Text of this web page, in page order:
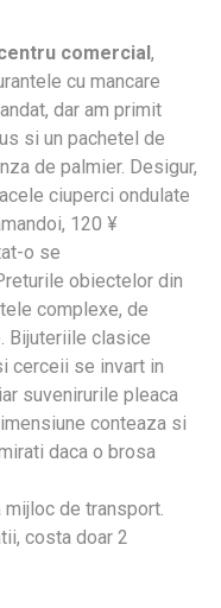
comercial,
cu mancare
dar am primit
si un pachetel de
de palmier. Desigur,
ciuperci ondulate
120 ¥
o se
obiectelor din
complexe, de
Bijuteriile clasice
cerceii se invart in
suvenirurile pleaca
conteaza si
daca o brosa
de transport.
costa doar 2